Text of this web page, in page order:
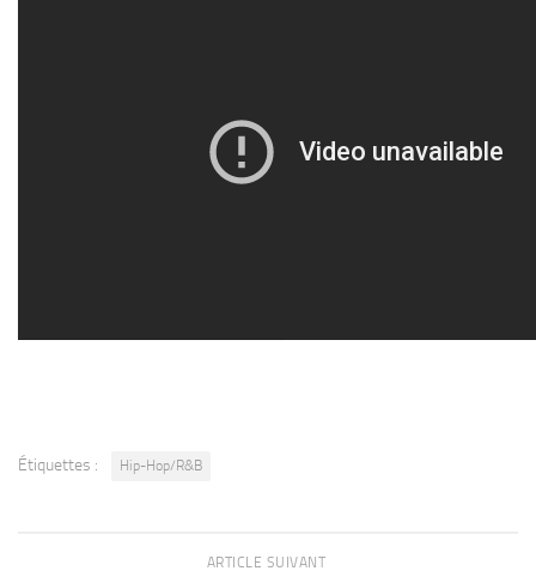
Étiquettes : Hip-Hop/R&B
ARTICLE SUIVANT